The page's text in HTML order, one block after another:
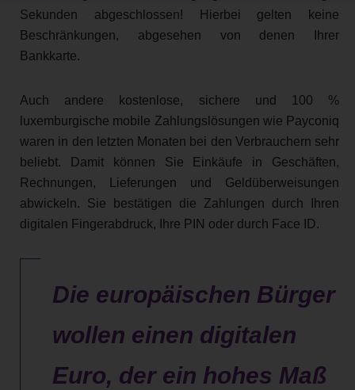
Sekunden abgeschlossen! Hierbei gelten keine
Beschränkungen, abgesehen von denen Ihrer
Bankkarte.
Auch andere kostenlose, sichere und 100 %
luxemburgische mobile Zahlungslösungen wie Payconiq
waren in den letzten Monaten bei den Verbrauchern sehr
beliebt. Damit können Sie Einkäufe in Geschäften,
Rechnungen, Lieferungen und Geldüberweisungen
abwickeln. Sie bestätigen die Zahlungen durch Ihren
digitalen Fingerabdruck, Ihre PIN oder durch Face ID.
Die europäischen Bürger
wollen einen digitalen
Euro, der ein hohes Maß